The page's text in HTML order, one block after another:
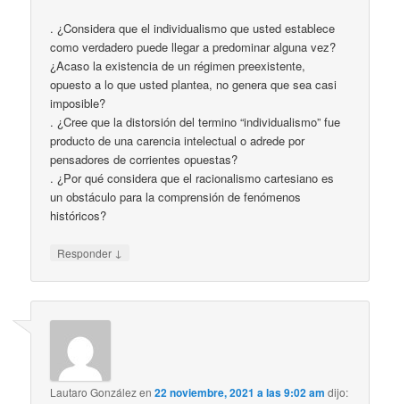
. ¿Considera que el individualismo que usted establece
como verdadero puede llegar a predominar alguna vez?
¿Acaso la existencia de un régimen preexistente,
opuesto a lo que usted plantea, no genera que sea casi
imposible?
. ¿Cree que la distorsión del termino “individualismo” fue
producto de una carencia intelectual o adrede por
pensadores de corrientes opuestas?
. ¿Por qué considera que el racionalismo cartesiano es
un obstáculo para la comprensión de fenómenos
históricos?
Responder ↓
Lautaro Gonzálezen22 noviembre, 2021 a las 9:02 am dijo: